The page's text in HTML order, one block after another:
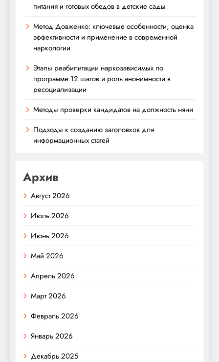
питания и готовых обедов в детские сады
Метод Довженко: ключевые особенности, оценка
эффективности и применение в современной
наркологии
Этапы реабилитации наркозависимых по
программе 12 шагов и роль анонимности в
ресоциализации
Методы проверки кандидатов на должность няни
Подходы к созданию заголовков для
информационных статей
Архив
Август 2026
Июль 2026
Июнь 2026
Май 2026
Апрель 2026
Март 2026
Февраль 2026
Январь 2026
Декабрь 2025